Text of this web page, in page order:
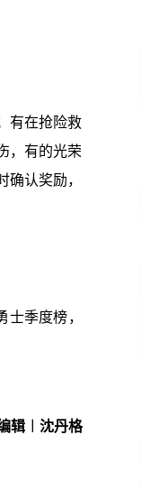
有在抢险救
，有的光荣
认奖励，
季度榜，
辑︱沈丹格